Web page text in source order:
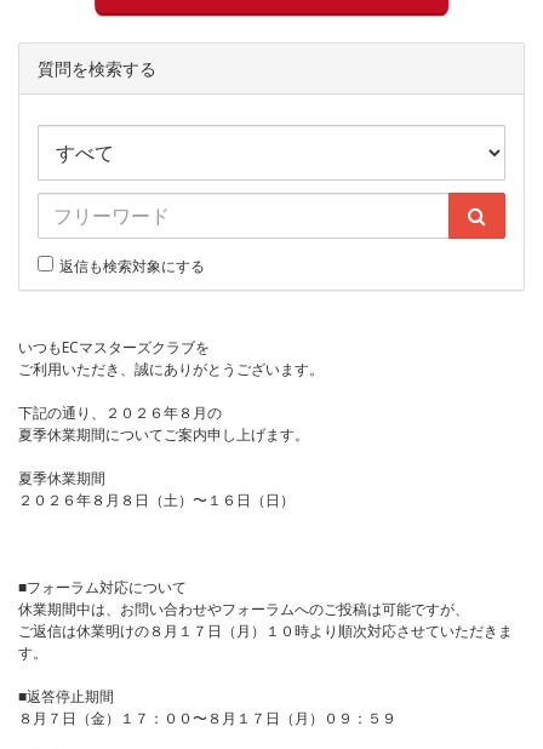
質問を検索する
返信も検索対象にする
いつもECマスターズクラブを
ご利用いただき、誠にありがとうございます。
下記の通り、２０２６年８月の
夏季休業期間についてご案内申し上げます。
夏季休業期間
２０２６年８月８日（土）〜１６日（日）
■フォーラム対応について
休業期間中は、お問い合わせやフォーラムへのご投稿は可能ですが、
ご返信は休業明けの８月１７日（月）１０時より順次対応させていただきま
す。
■返答停止期間
８月７日（金）１７：００〜８月１７日（月）０９：５９